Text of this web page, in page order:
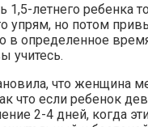
1,5-летнего ребенка
упрям, но потом
в определенное
учитесь.
что женщина
что если ребенок
2-4 дней, когда